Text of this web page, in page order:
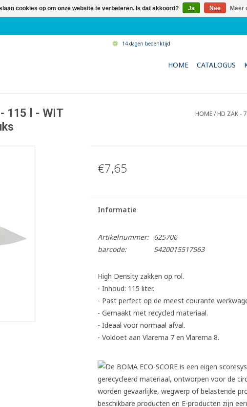
14 dagen bedenktijd
HOME CATALOGUS
115 l - WIT
HOME/HD ZAK -
€7,65
Informatie
Artikelnummer:
625706
barcode:
5420015517563
High Density zakken op rol.
- Inhoud: 115 liter.
- Past perfect op de meest courante
- Gemaakt met recycled materiaal.
- Ideaal voor normaal afval.
- Voldoet aan Vlarema 7 en Vlarema 8.
cookies op om onze website te verbeteren. Is dat akkoord? Ja Nee Meer